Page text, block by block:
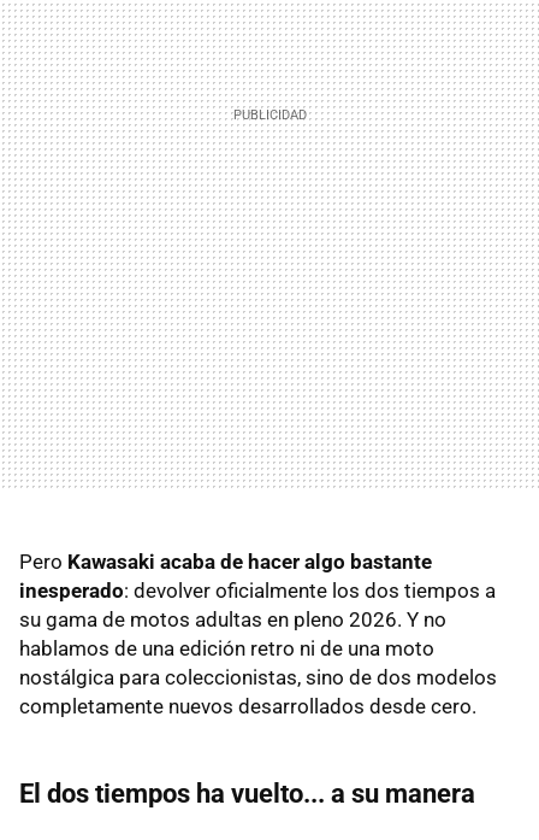
Pero Kawasaki acaba de hacer algo bastante
inesperado: devolver oficialmente los dos tiempos a
su gama de motos adultas en pleno 2026. Y no
hablamos de una edición retro ni de una moto
nostálgica para coleccionistas, sino de dos modelos
completamente nuevos desarrollados desde cero.
El dos tiempos ha vuelto... a su manera